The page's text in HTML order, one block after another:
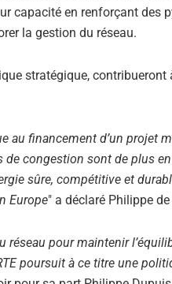
capacité en renforçant
la gestion du réseau.
stratégique,
au financement d’un projet
congestion sont de plus
sûre, compétitive et
Europe" a déclaré Philippe
pour maintenir
poursuit à ce titre une